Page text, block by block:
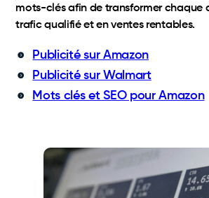
mots-clés afin de transformer chaque
trafic qualifié et en ventes rentables.
Publicité sur Amazon
Publicité sur Walmart
Mots clés et SEO pour Amazon